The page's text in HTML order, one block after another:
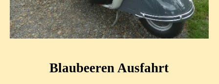
Blaubeeren Ausfahrt